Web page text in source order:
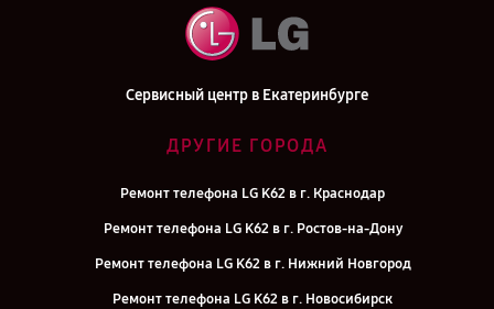
Сервисный центр в Екатеринбурге
ДРУГИЕ ГОРОДА
Ремонт телефона LG K62 в г. Краснодар
Ремонт телефона LG K62 в г. Ростов-на-Дону
Ремонт телефона LG K62 в г. Нижний Новгород
Ремонт телефона LG K62 в г. Новосибирск